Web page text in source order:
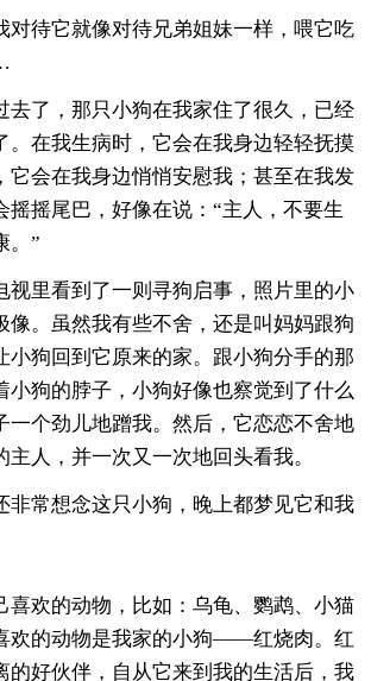
对待它就像对待兄弟姐妹一样，喂它吃
去了，那只小狗在我家住了很久，已经
。在我生病时，它会在我身边轻轻抚摸
它会在我身边悄悄安慰我；甚至在我发
摇摇尾巴，好像在说：“主人，不要生
。”
视里看到了一则寻狗启事，照片里的小
像。虽然我有些不舍，还是叫妈妈跟狗
小狗回到它原来的家。跟小狗分手的那
小狗的脖子，小狗好像也察觉到了什么
一个劲儿地蹭我。然后，它恋恋不舍地
主人，并一次又一次地回头看我。
非常想念这只小狗，晚上都梦见它和我
喜欢的动物，比如：乌龟、鹦鹉、小猫
欢的动物是我家的小狗――红烧肉。红
的好伙伴，自从它来到我的生活后，我